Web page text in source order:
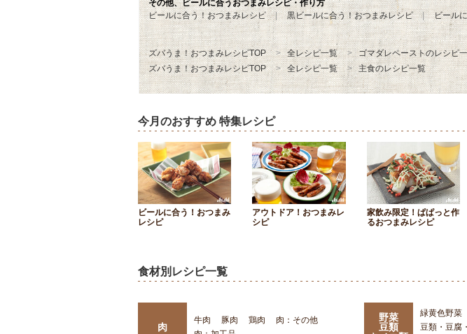
その他、ビールに合うおつまみレシピ・作り方
ビールに合う！おつまみレシピ
黒ビールに合う！おつまみレシピ ビール
ズバうま！おつまみレシピTOP 全レシピ一覧
ゴマダレペーストのレシピ
ズバうま！おつまみレシピTOP
全レシピ一覧 主食のレシピ一覧
今月のおすすめ 特集レシピ
ビールに合う！おつまみ
レシピ
アウトドア！おつまみレ
シピ
家飲み限定！ぱぱっと作
るおつまみレシピ
食材別レシピ一覧
肉
牛肉 豚肉 鶏肉
肉：その他
野菜
豆類
緑黄色野菜
豆類・豆腐